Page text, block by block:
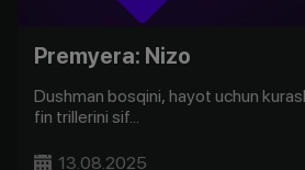
Premyera: Nizo
Dushman bosqini, hayot uchun
fin trillerini sif...
13.08.2025